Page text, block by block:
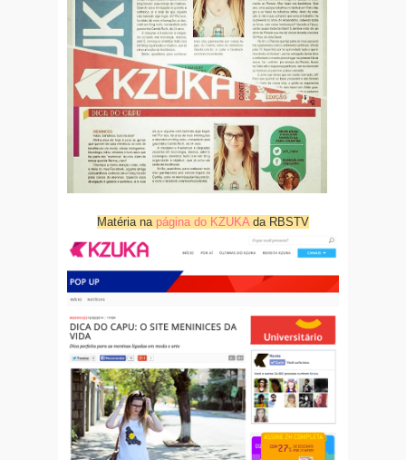
Matéria na página do KZUKAda RBSTV